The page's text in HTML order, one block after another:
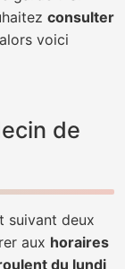
consulter
voici
de
suivant deux
aux horaires
du lundi